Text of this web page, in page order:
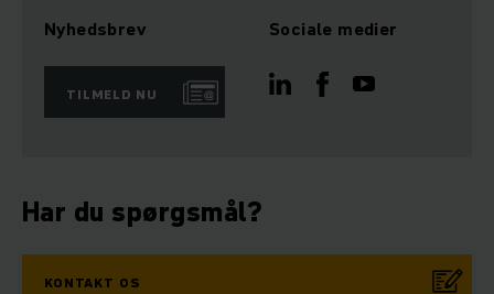
Nyhedsbrev
TILMELD NU
Sociale medier
Har du spørgsmål?
KONTAKT OS